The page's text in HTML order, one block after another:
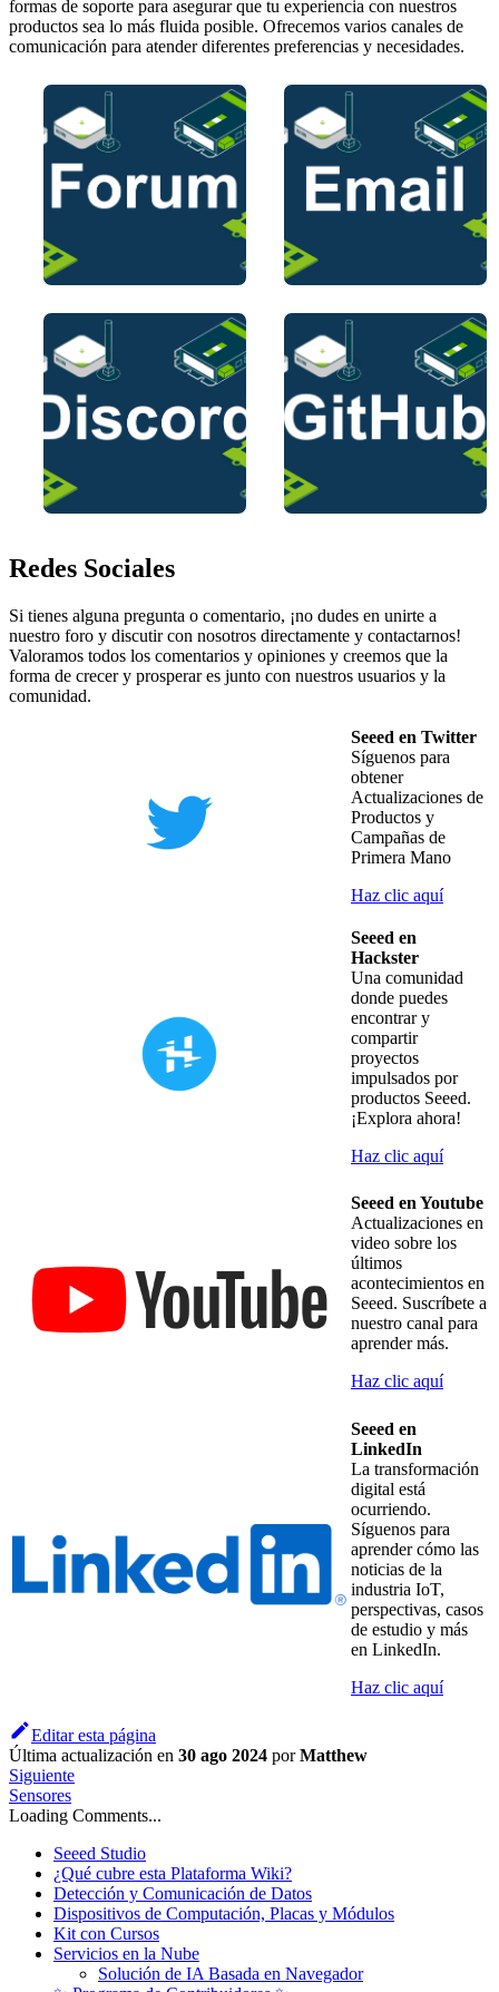
formas de soporte para asegurar que tu experiencia con nuestros
productos sea lo más fluida posible. Ofrecemos varios canales de
comunicación para atender diferentes preferencias y necesidades.
Redes Sociales
Si tienes alguna pregunta o comentario, ¡no dudes en unirte a
nuestro foro y discutir con nosotros directamente y contactarnos!
Valoramos todos los comentarios y opiniones y creemos que la
forma de crecer y prosperar es junto con nuestros usuarios y la
comunidad.
Seeed en Twitter
Síguenos para
obtener
Actualizaciones de
Productos y
Campañas de
Primera Mano
Haz clic aquí
Seeed en
Hackster
Una comunidad
donde puedes
encontrar y
compartir
proyectos
impulsados por
productos Seeed.
¡Explora ahora!
Haz clic aquí
Seeed en Youtube
Actualizaciones en
video sobre los
últimos
acontecimientos en
Seeed. Suscríbete a
nuestro canal para
aprender más.
Haz clic aquí
Seeed en
LinkedIn
La transformación
digital está
ocurriendo.
Síguenos para
aprender cómo las
noticias de la
industria IoT,
perspectivas, casos
de estudio y más
en LinkedIn.
Haz clic aquí
Editar esta página
Última actualización en 30 ago 2024 porMatthew
Siguiente
Sensores
Loading Comments...
Seeed Studio
¿Qué cubre esta Plataforma Wiki?
Detección y Comunicación de Datos
Dispositivos de Computación, Placas y Módulos
Kit con Cursos
Servicios en la Nube
Solución de IA Basada en Navegador